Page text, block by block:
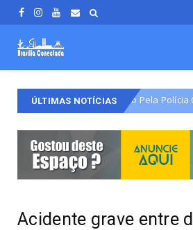
ÚLTIMAS NOTÍCIAS
É Detido Pela Polícia Civil Em
Acidente grave entre